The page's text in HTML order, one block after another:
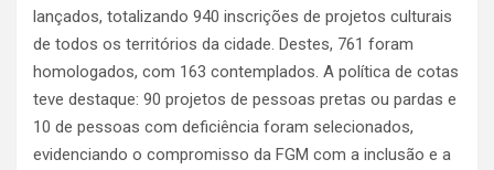
lançados, totalizando 940 inscrições de projetos culturais
de todos os territórios da cidade. Destes, 761 foram
homologados, com 163 contemplados. A política de cotas
teve destaque: 90 projetos de pessoas pretas ou pardas e
10 de pessoas com deficiência foram selecionados,
evidenciando o compromisso da FGM com a inclusão e a